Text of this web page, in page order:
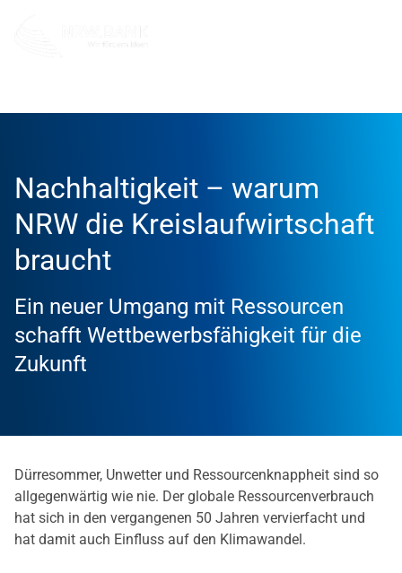
Nachhaltigkeit – warum
NRW die Kreislaufwirtschaft
braucht
Ein neuer Umgang mit Ressourcen
schafft Wettbewerbsfähigkeit für die
Zukunft
Dürresommer, Unwetter und Ressourcenknappheit sind so
allgegenwärtig wie nie. Der globale Ressourcenverbrauch
hat sich in den vergangenen 50 Jahren vervierfacht und
hat damit auch Einfluss auf den Klimawandel.